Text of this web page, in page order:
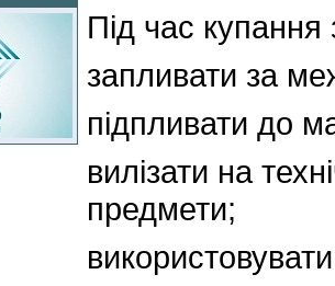
Під час
запливати за
підпливати до
вилізати на
предмети;